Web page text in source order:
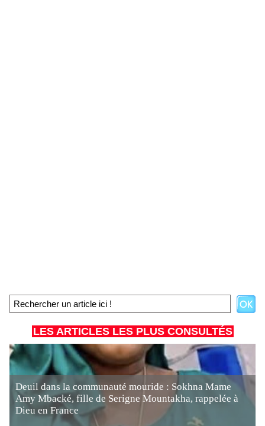
LES ARTICLES LES PLUS CONSULTÉS
Deuil dans la communauté mouride : Sokhna Mame
Amy Mbacké, fille de Serigne Mountakha, rappelée à
Dieu en France